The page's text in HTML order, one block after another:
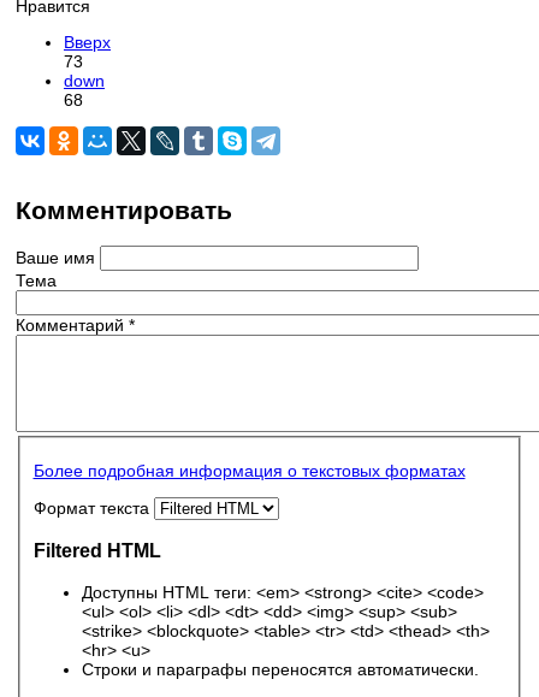
Нравится
Вверх
73
down
68
Комментировать
Ваше имя
Тема
Комментарий *
Более подробная информация о текстовых форматах
Формат текста
Filtered HTML
Доступны HTML теги: <em> <strong> <cite> <code>
<ul> <ol> <li> <dl> <dt> <dd> <img> <sup> <sub>
<strike> <blockquote> <table> <tr> <td> <thead> <th>
<hr> <u>
Строки и параграфы переносятся автоматически.